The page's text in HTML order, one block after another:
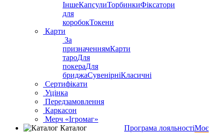
ІншеКапсулиТорбинкиФіксатори
для
коробокТокени
Карти
За
призначеннямКарти
тароДля
покераДля
бриджаСувенірніКласичні
Сертифікати
Уцінка
Передзамовлення
Каркасон
Мерч «Ігромаг»
Каталог
Програма лояльностіМоє